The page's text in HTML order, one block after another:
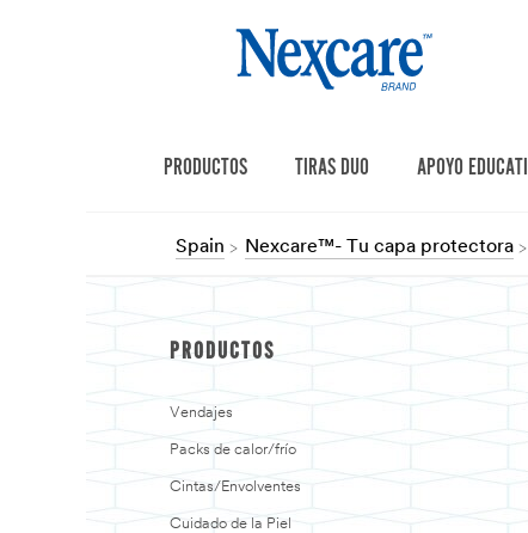
PRODUCTOS TIRAS DUO APOYO
Spain Nexcare™- Tu capa protectora
PRODUCTOS
Vendajes
Packs de calor/frío
Cintas/Envolventes
Cuidado de la Piel